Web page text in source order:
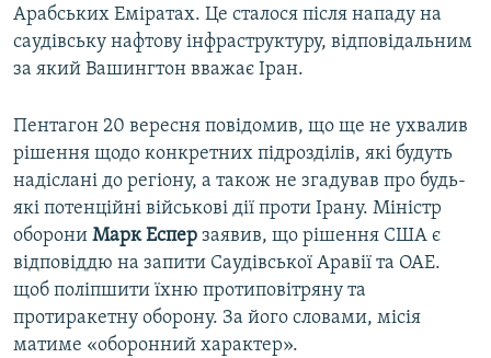
Арабських Еміратах. Це сталося після нападу на
саудівську нафтову інфраструктуру, відповідальним
за який Вашингтон вважає Іран.
Пентагон 20 вересня повідомив, що ще не ухвалив
рішення щодо конкретних підрозділів, які будуть
надіслані до регіону, а також не згадував про будь-
які потенційні військові дії проти Ірану. Міністр
оборони Марк Еспер заявив, що рішення США є
відповіддю на запити Саудівської Аравії та ОАЕ.
щоб поліпшити їхню протиповітряну та
протиракетну оборону. За його словами, місія
матиме «оборонний характер».